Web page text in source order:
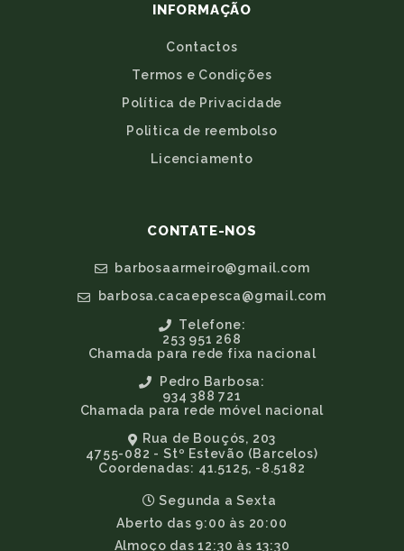
INFORMAÇÃO
Contactos
Termos e Condições
Política de Privacidade
Politica de reembolso
Licenciamento
CONTATE-NOS
barbosaarmeiro@gmail.com
barbosa.cacaepesca@gmail.com
Telefone:
253 951 268
Chamada para rede fixa nacional
Pedro Barbosa:
934 388 721
Chamada para rede móvel nacional
Rua de Bouçós, 203
4755-082 - Stº Estevão (Barcelos)
Coordenadas: 41.5125, -8.5182
Segunda a Sexta
Aberto das 9:00 às 20:00
Almoço das 12:30 às 13:30